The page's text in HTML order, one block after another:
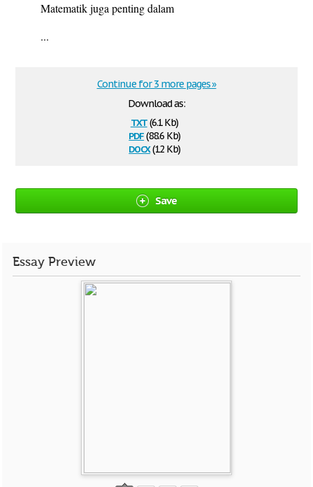
Matematik juga penting dalam
...
Download as:
txt(6.1 Kb)
pdf(88.6 Kb)
docx(12 Kb)
Continue for 3 more pages »
Save
Essay Preview